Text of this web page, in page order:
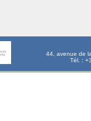
44, avenue de
Tél. :